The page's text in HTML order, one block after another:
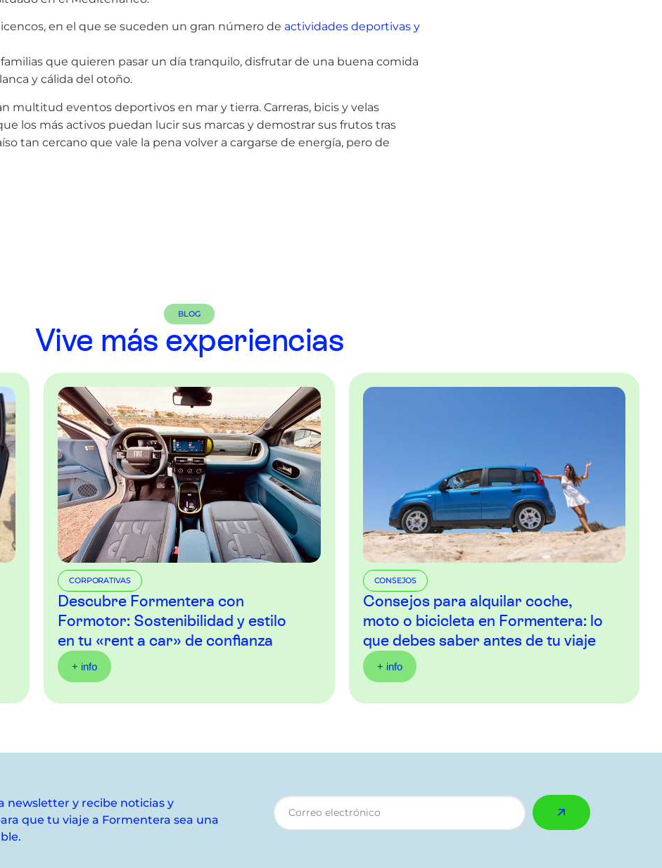
en el que se suceden un gran número de actividades deportivas y
que quieren pasar un día tranquilo, disfrutar de una buena comida
y cálida del otoño.
multitud eventos deportivos en mar y tierra. Carreras, bicis y velas
los más activos puedan lucir sus marcas y demostrar sus frutos tras
tan cercano que vale la pena volver a cargarse de energía, pero de
BLOG
Vive más experiencias
CORPORATIVAS
Descubre Formentera con
Formotor: Sostenibilidad y estilo
en tu «rent a car» de confianza
+ info
CONSEJOS
Consejos para alquilar coche,
moto o bicicleta en Formentera: lo
que debes saber antes de tu viaje
+ info
newsletter y recibe noticias y
que tu viaje a Formentera sea una